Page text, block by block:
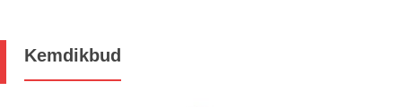
Kemdikbud